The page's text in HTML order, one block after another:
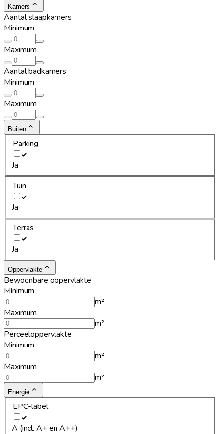
Kamers
Aantal slaapkamers
Minimum
Maximum
Aantal badkamers
Minimum
Maximum
Buiten
Parking
Ja
Tuin
Ja
Terras
Ja
Oppervlakte
Bewoonbare oppervlakte
Minimum
m²
Maximum
m²
Perceeloppervlakte
Minimum
m²
Maximum
m²
Energie
EPC-label
A (incl. A+ en A++)